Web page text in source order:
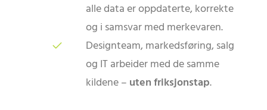
alle data er oppdaterte, korrekte
og i samsvar med merkevaren.
Designteam, markedsføring, salg
og IT arbeider med de samme
kildene – uten friksjonstap.